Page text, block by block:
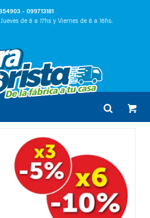
- 099713181
de 8 a 17hs y Viernes de 8 a 16hs.